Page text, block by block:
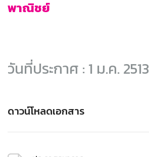
พาณิชย์
วันที่ประกาศ : 1 ม.ค. 2513
ดาวน์โหลดเอกสาร